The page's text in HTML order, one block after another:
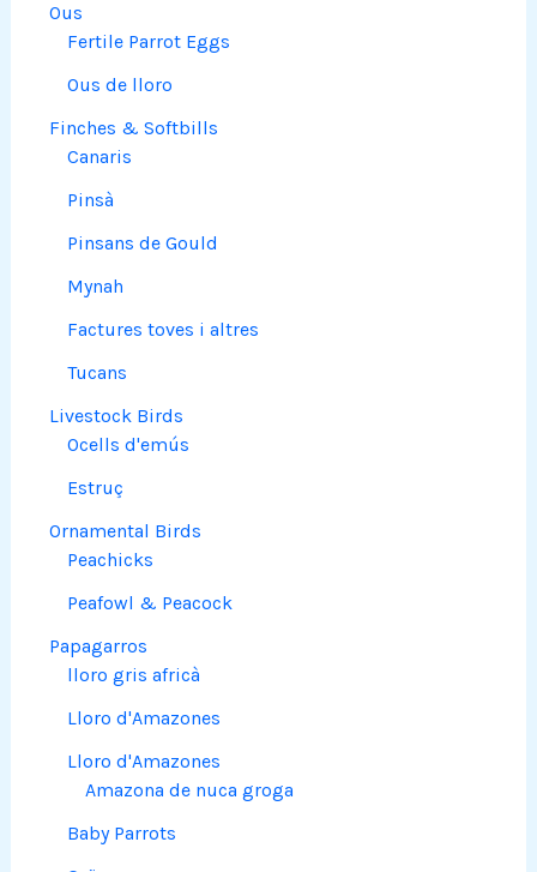
Ous
Fertile Parrot Eggs
Ous de lloro
Finches & Softbills
Canaris
Pinsà
Pinsans de Gould
Mynah
Factures toves i altres
Tucans
Livestock Birds
Ocells d'emús
Estruç
Ornamental Birds
Peachicks
Peafowl & Peacock
Papagarros
lloro gris africà
Lloro d'Amazones
Lloro d'Amazones
Amazona de nuca groga
Baby Parrots